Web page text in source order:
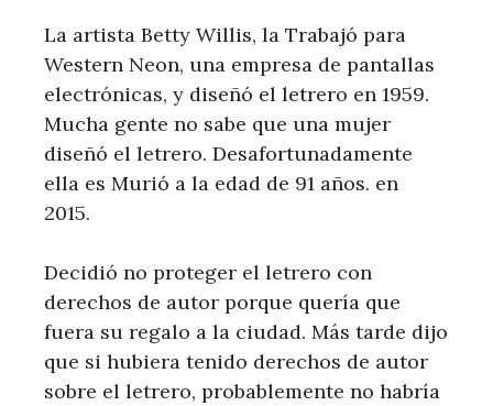
La artista Betty Willis, la Trabajó para
Western Neon, una empresa de pantallas
electrónicas, y diseñó el letrero en 1959.
Mucha gente no sabe que una mujer
diseñó el letrero. Desafortunadamente
ella es Murió a la edad de 91 años. en
2015.
Decidió no proteger el letrero con
derechos de autor porque quería que
fuera su regalo a la ciudad. Más tarde dijo
que si hubiera tenido derechos de autor
sobre el letrero, probablemente no habría